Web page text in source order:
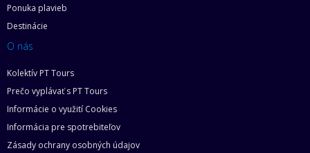
Ponuka plavieb
Destinácie
O nás
Kolektív PT Tours
Prečo vyplávať s PT Tours
Informácie o využití Cookies
Informácia pre spotrebiteľov
Zásady ochrany osobných údajov